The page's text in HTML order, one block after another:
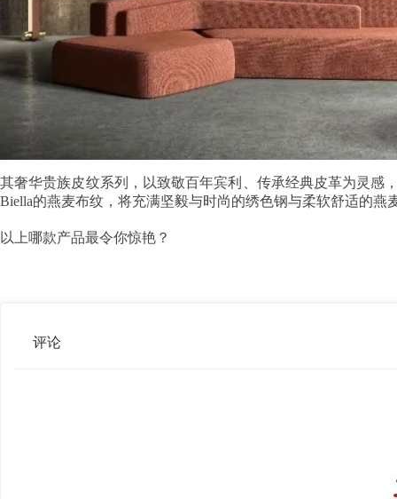
其奢华贵族皮纹系列，以致敬百年宾利、传承经典皮革为灵
Biella的燕麦布纹，将充满坚毅与时尚的绣色钢与柔软舒适的
以上哪款产品最令你惊艳？
评论